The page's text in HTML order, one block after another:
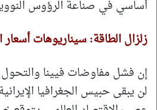
أساسي في صناعة الرؤوس
زلزال الطاقة: سيناريوهات
إن فشل مفاوضات فيينا
لن يبقى حبيس الجغرافيا